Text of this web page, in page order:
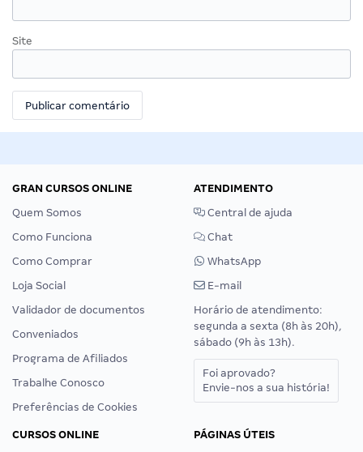
Site
GRAN CURSOS ONLINE
Quem Somos
Como Funciona
Como Comprar
Loja Social
Validador de documentos
Conveniados
Programa de Afiliados
Trabalhe Conosco
Preferências de Cookies
ATENDIMENTO
Central de ajuda
Chat
WhatsApp
E-mail
Horário de atendimento:
segunda a sexta (8h às 20h),
sábado (9h às 13h).
Foi aprovado?
Envie-nos a sua história!
CURSOS ONLINE
PÁGINAS ÚTEIS